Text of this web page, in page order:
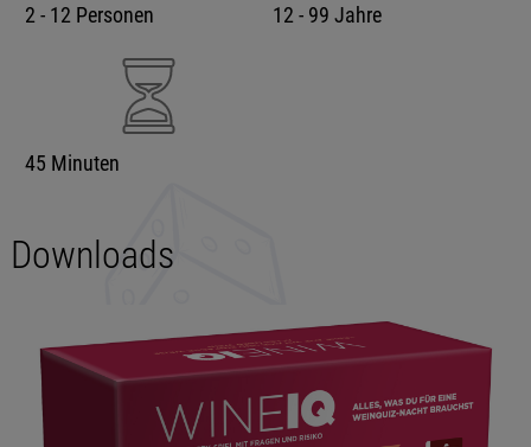
2 - 12 Personen 12 - 99 Jahre
45 Minuten
Downloads